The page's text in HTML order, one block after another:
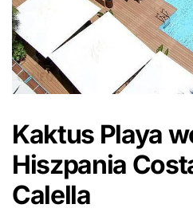
Kaktus Playa
Hiszpania
Calella